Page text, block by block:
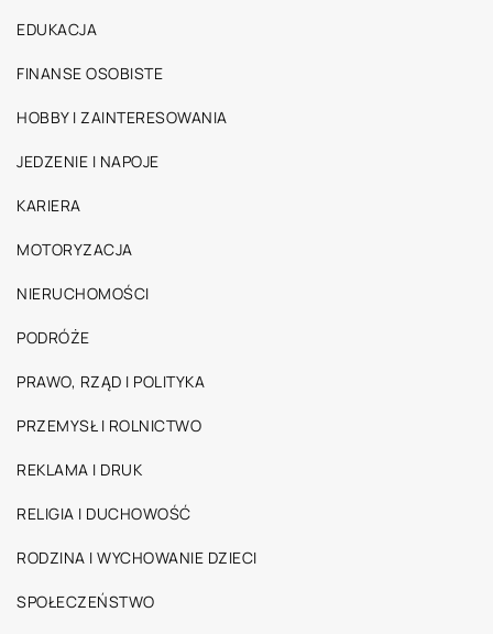
EDUKACJA
FINANSE OSOBISTE
HOBBY I ZAINTERESOWANIA
JEDZENIE I NAPOJE
KARIERA
MOTORYZACJA
NIERUCHOMOŚCI
PODRÓŻE
PRAWO, RZĄD I POLITYKA
PRZEMYSŁ I ROLNICTWO
REKLAMA I DRUK
RELIGIA I DUCHOWOŚĆ
RODZINA I WYCHOWANIE DZIECI
SPOŁECZEŃSTWO